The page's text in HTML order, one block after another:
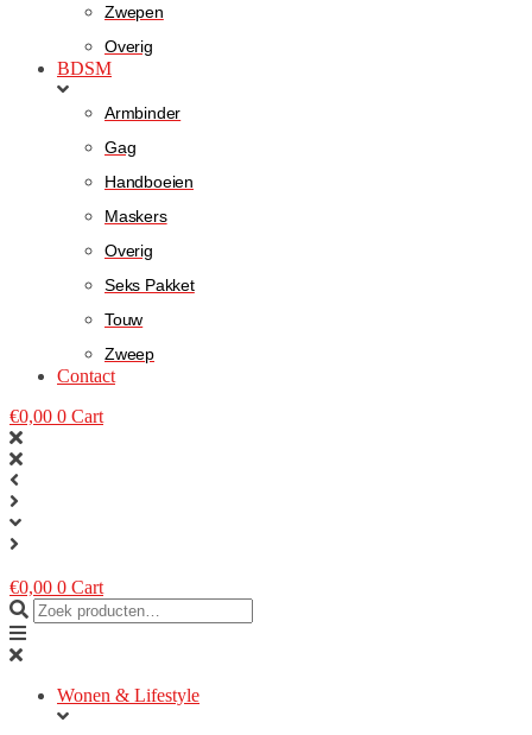
Zwepen
Overig
BDSM
Armbinder
Gag
Handboeien
Maskers
Overig
Seks Pakket
Touw
Zweep
Contact
€0,00 0 Cart
€0,00 0 Cart
Wonen & Lifestyle